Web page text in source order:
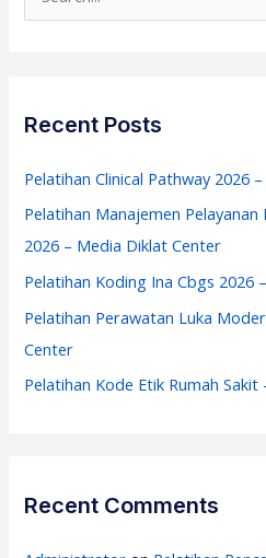
Media
e
f
o
r
Recent Posts
Pelatihan Clinical Pathway 2026
Pelatihan Manajemen Pelayanan
2026 – Media Diklat Center
Pelatihan Koding Ina Cbgs 2026
Pelatihan Perawatan Luka
Center
Pelatihan Kode Etik Rumah
Recent Comments